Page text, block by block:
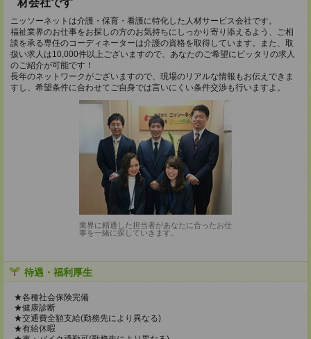
材会社です
ニッソーネットは介護・保育・看護に特化した人材サービス会社です。
福祉業界のお仕事をお探しの方のお気持ちにしっかり寄り添えるよう、ご相
談を承る専任のコーディネーターは介護の資格を取得しています。また、取
扱い求人は10,000件以上ございますので、あなたのご希望にピッタリの求人
のご紹介が可能です！
長年のネットワークがございますので、現場のリアルな情報もお伝えできま
すし、希望条件に合わせてご自身では言いにくい条件交渉も行いますよ。
業界に精通した担当者があなたに合ったお仕
事を一緒に探していきます。
待遇・福利厚生
★各種社会保険完備
★健康診断
★交通費全額支給(勤務先により異なる)
★有給休暇